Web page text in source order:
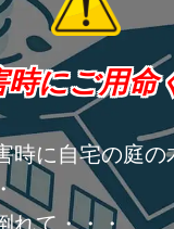
時にご用命
時に自宅の庭の